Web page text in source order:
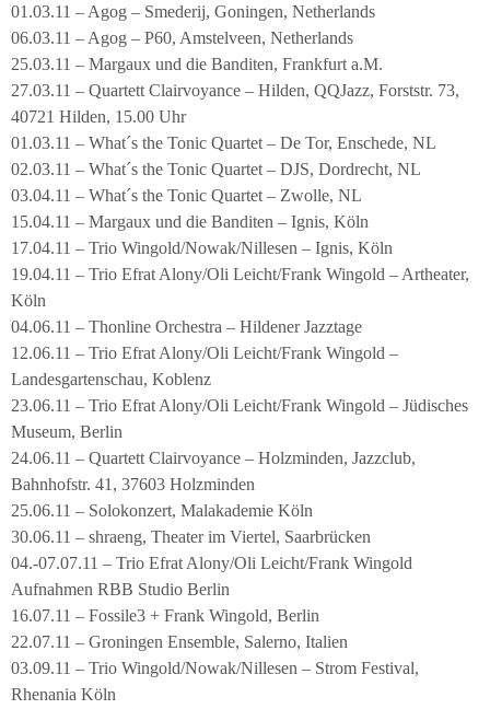
01.03.11 – Agog – Smederij, Goningen, Netherlands
06.03.11 – Agog – P60, Amstelveen, Netherlands
25.03.11 – Margaux und die Banditen, Frankfurt a.M.
27.03.11 – Quartett Clairvoyance – Hilden, QQJazz, Forststr. 73,
40721 Hilden, 15.00 Uhr
01.03.11 – What´s the Tonic Quartet – De Tor, Enschede, NL
02.03.11 – What´s the Tonic Quartet – DJS, Dordrecht, NL
03.04.11 – What´s the Tonic Quartet – Zwolle, NL
15.04.11 – Margaux und die Banditen – Ignis, Köln
17.04.11 – Trio Wingold/Nowak/Nillesen – Ignis, Köln
19.04.11 – Trio Efrat Alony/Oli Leicht/Frank Wingold – Artheater,
Köln
04.06.11 – Thonline Orchestra – Hildener Jazztage
12.06.11 – Trio Efrat Alony/Oli Leicht/Frank Wingold –
Landesgartenschau, Koblenz
23.06.11 – Trio Efrat Alony/Oli Leicht/Frank Wingold – Jüdisches
Museum, Berlin
24.06.11 – Quartett Clairvoyance – Holzminden, Jazzclub,
Bahnhofstr. 41, 37603 Holzminden
25.06.11 – Solokonzert, Malakademie Köln
30.06.11 – shraeng, Theater im Viertel, Saarbrücken
04.-07.07.11 – Trio Efrat Alony/Oli Leicht/Frank Wingold
Aufnahmen RBB Studio Berlin
16.07.11 – Fossile3 + Frank Wingold, Berlin
22.07.11 – Groningen Ensemble, Salerno, Italien
03.09.11 – Trio Wingold/Nowak/Nillesen – Strom Festival,
Rhenania Köln